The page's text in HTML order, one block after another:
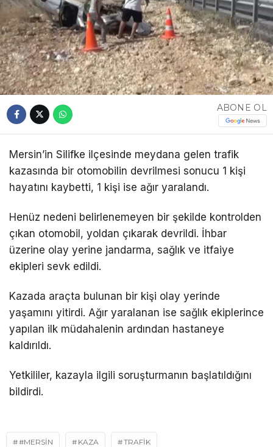
ABONE OL
Mersin’in Silifke ilçesinde meydana gelen trafik
kazasında bir otomobilin devrilmesi sonucu 1 kişi
hayatını kaybetti, 1 kişi ise ağır yaralandı.
Henüz nedeni belirlenemeyen bir şekilde kontrolden
çıkan otomobil, yoldan çıkarak devrildi. İhbar
üzerine olay yerine jandarma, sağlık ve itfaiye
ekipleri sevk edildi.
Kazada araçta bulunan bir kişi olay yerinde
yaşamını yitirdi. Ağır yaralanan ise sağlık ekiplerince
yapılan ilk müdahalenin ardından hastaneye
kaldırıldı.
Yetkililer, kazayla ilgili soruşturmanın başlatıldığını
bildirdi.
#MERSIN KAZA TRAFIK